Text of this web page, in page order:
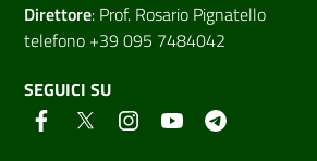
Direttore: Prof. Rosario Pignatello
telefono +39 095 7484042
SEGUICI SU